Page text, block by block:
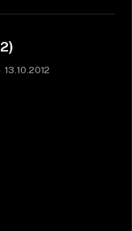
13.10.2012